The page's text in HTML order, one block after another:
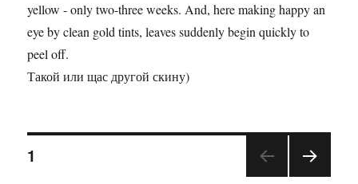
yellow - only two-three weeks. And, here making happy an
eye by clean gold tints, leaves suddenly begin quickly to
peel off.
Такой или щас другой скину)
1